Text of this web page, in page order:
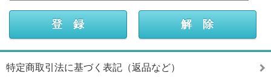
特定商取引法に基づく表記（返品など）